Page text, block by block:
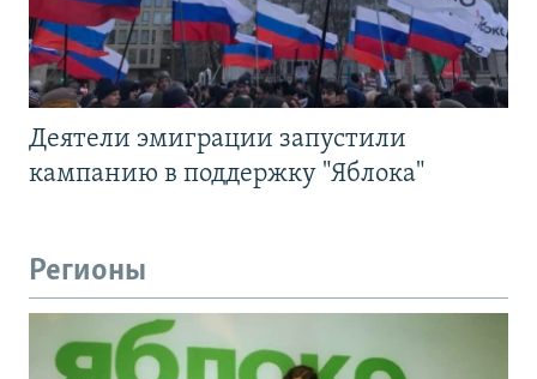
Деятели эмиграции запустили
кампанию в поддержку "Яблока"
Регионы